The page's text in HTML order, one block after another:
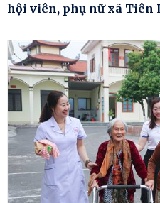
hội viên, phụ nữ xã Tiên